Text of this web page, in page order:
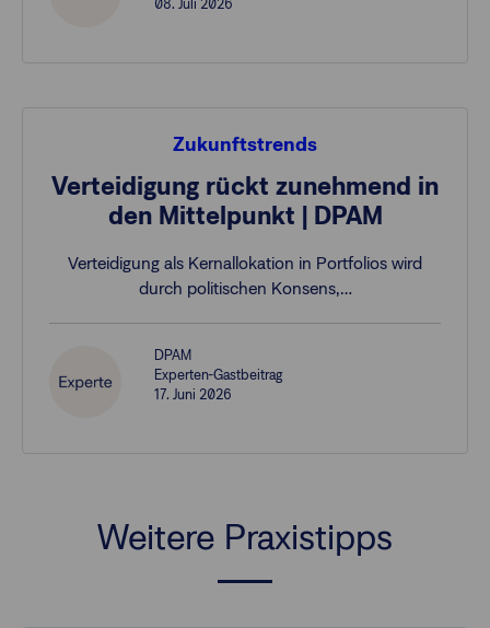
08. Juli 2026
Zukunftstrends
Verteidigung rückt zunehmend in
den Mittelpunkt | DPAM
Verteidigung als Kernallokation in Portfolios wird
durch politischen Konsens,…
DPAM
Experten-Gastbeitrag
17. Juni 2026
Weitere Praxistipps